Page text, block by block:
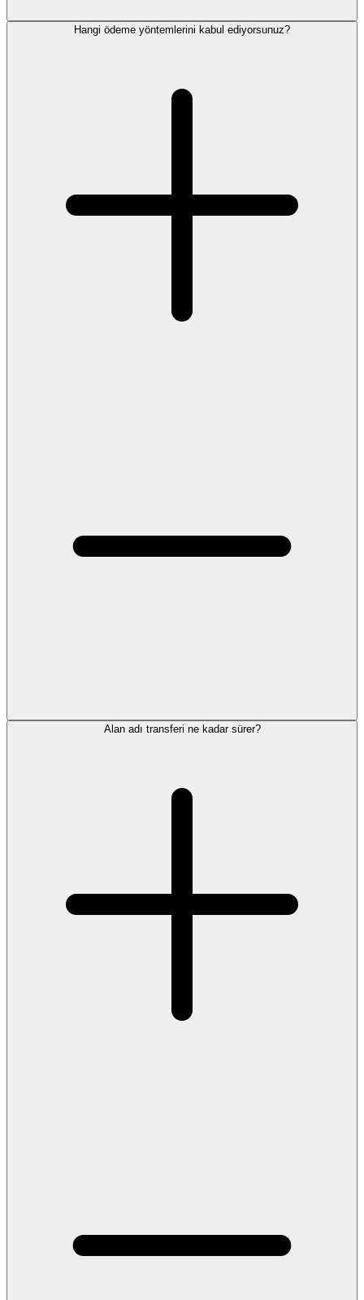
Hangi ödeme yöntemlerini kabul ediyorsunuz?
Alan adı transferi ne kadar sürer?